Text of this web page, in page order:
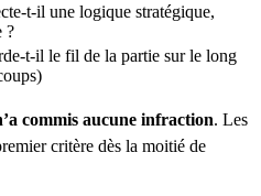
t-il une logique stratégique,
?
t-il le fil de la partie sur le long
commis aucune infraction. Les
critère dès la moitié de